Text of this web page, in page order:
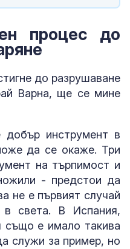
процес до
до разрушаване
Варна, ще се мине
добър инструмент в
да се окаже. Три
на търпимост и
- предстои да
не е първият случай
в света. В Испания,
също е имало такива
служи за пример, но